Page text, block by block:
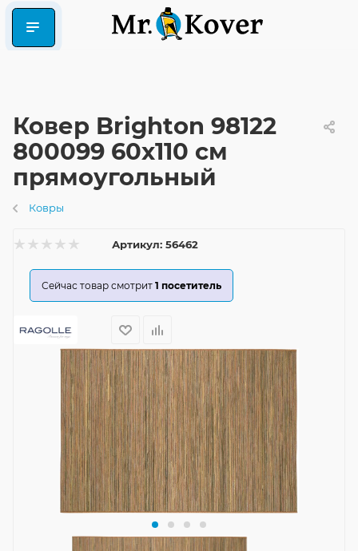
Ковер Brighton 98122
800099 60x110 см
прямоугольный
Ковры
Артикул: 56462
Сейчас товар смотрит 1 посетитель